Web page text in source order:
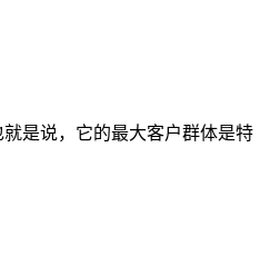
是说，它的最大客户群体是特